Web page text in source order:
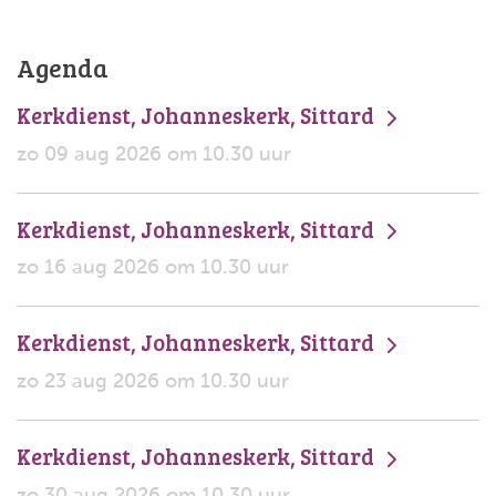
Agenda
Kerkdienst, Johanneskerk, Sittard
zo 09 aug 2026 om 10.30 uur
Kerkdienst, Johanneskerk, Sittard
zo 16 aug 2026 om 10.30 uur
Kerkdienst, Johanneskerk, Sittard
zo 23 aug 2026 om 10.30 uur
Kerkdienst, Johanneskerk, Sittard